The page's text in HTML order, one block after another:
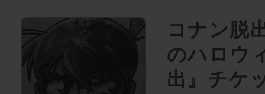
コナン脱
のハロウ
出』チケ